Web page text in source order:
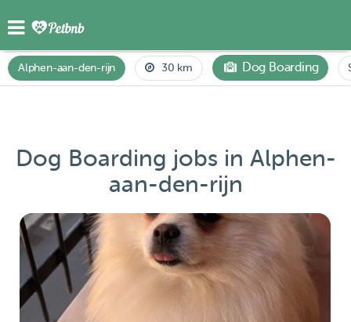
Alphen-aan-den-rijn 30 km Dog Boarding
Dog Boarding jobs in Alphen-
aan-den-rijn